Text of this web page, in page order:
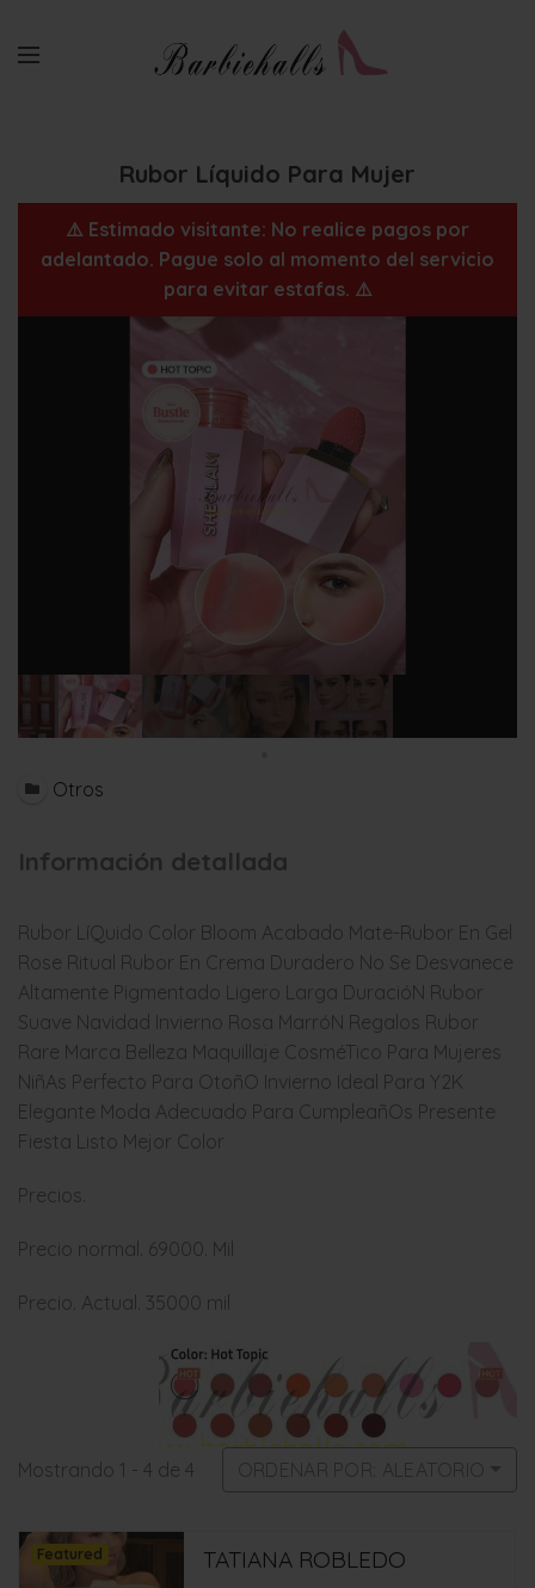
Rubor Líquido Para Mujer
⚠️ Estimado visitante: No realice pagos por
adelantado. Pague solo al momento del servicio
para evitar estafas. ⚠️
Otros
Información detallada
Rubor LíQuido Color Bloom Acabado Mate-Rubor En Gel
Rose Ritual Rubor En Crema Duradero No Se Desvanece
Altamente Pigmentado Ligero Larga DuracióN Rubor
Suave Navidad Invierno Rosa MarróN Regalos Rubor
Rare Marca Belleza Maquillaje CosméTico Para Mujeres
NiñAs Perfecto Para OtoñO Invierno Ideal Para Y2K
Elegante Moda Adecuado Para CumpleañOs Presente
Fiesta Listo Mejor Color
Precios.
Precio normal. 69000. Mil
Precio. Actual. 35000 mil
Mostrando 1 - 4 de 4 ORDENAR POR: ALEATORIO
Featured TATIANA ROBLEDO